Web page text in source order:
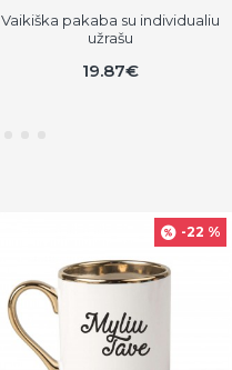
Vaikiška pakaba su individualiu
užrašu
19.87€
-22 %